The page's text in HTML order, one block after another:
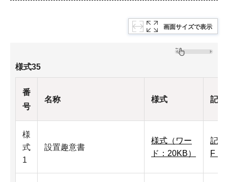
画面サイズで表示
様式35
番
号
名称 様式 記入
様
式
1
設置趣意書
様式（ワー
ド：20KB）
記
F：